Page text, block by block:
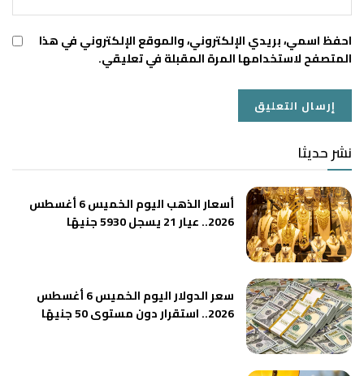
احفظ اسمي، بريدي الإلكتروني، والموقع الإلكتروني في هذا
المتصفح لاستخدامها المرة المقبلة في تعليقي.
نشر حديثا
أسعار الذهب اليوم الخميس 6 أغسطس
2026.. عيار 21 يسجل 5930 جنيهًا
سعر الدولار اليوم الخميس 6 أغسطس
2026.. استقرار دون مستوى 50 جنيهًا